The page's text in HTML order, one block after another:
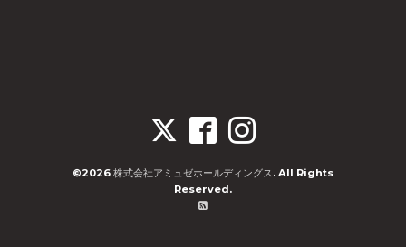
©2026 株式会社アミュゼホールディングス . All Rights
Reserved.